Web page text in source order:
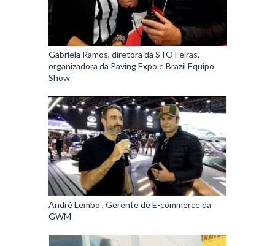
Gabriela Ramos, diretora da STO Feiras,
organizadora da Paving Expo e Brazil Equipo
Show
André Lembo , Gerente de E-commerce da
GWM